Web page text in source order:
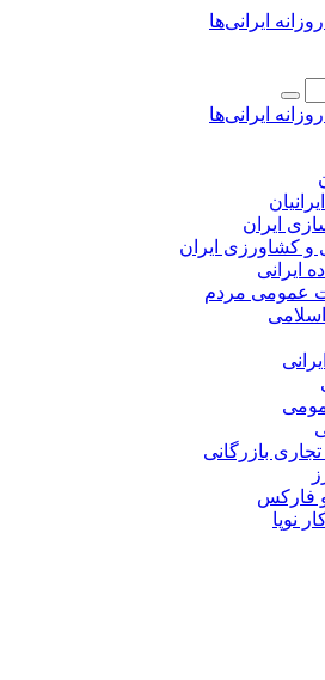
ایران
و کشاورزی ایران
ایرانی
عمومی مردم
اسلامی
بازرگانی
فارکس
نوپا